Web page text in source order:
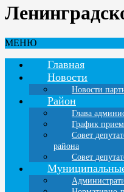
МЕНЮ
Главная
Новости
Новости
Район
Глава
График
Совет
района
Совет